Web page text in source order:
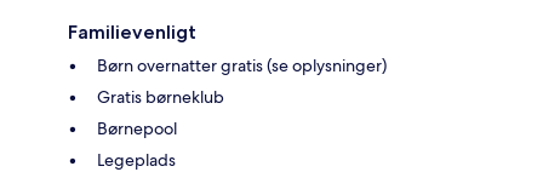
Familievenligt
Børn overnatter gratis (se oplysninger)
Gratis børneklub
Børnepool
Legeplads